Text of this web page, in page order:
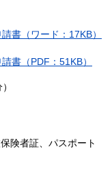
書（ワード：17KB）
書（PDF：51KB）
険者証、パスポート